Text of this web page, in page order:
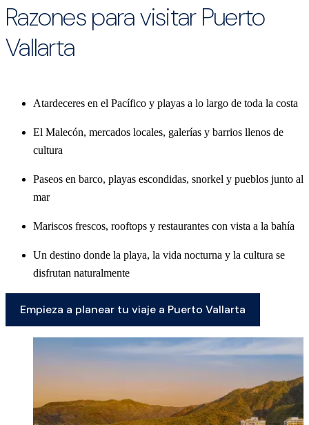
Razones para visitar Puerto
Vallarta
Atardeceres en el Pacífico y playas a lo largo de toda la costa
El Malecón, mercados locales, galerías y barrios llenos de
cultura
Paseos en barco, playas escondidas, snorkel y pueblos junto al
mar
Mariscos frescos, rooftops y restaurantes con vista a la bahía
Un destino donde la playa, la vida nocturna y la cultura se
disfrutan naturalmente
Empieza a planear tu viaje a Puerto Vallarta